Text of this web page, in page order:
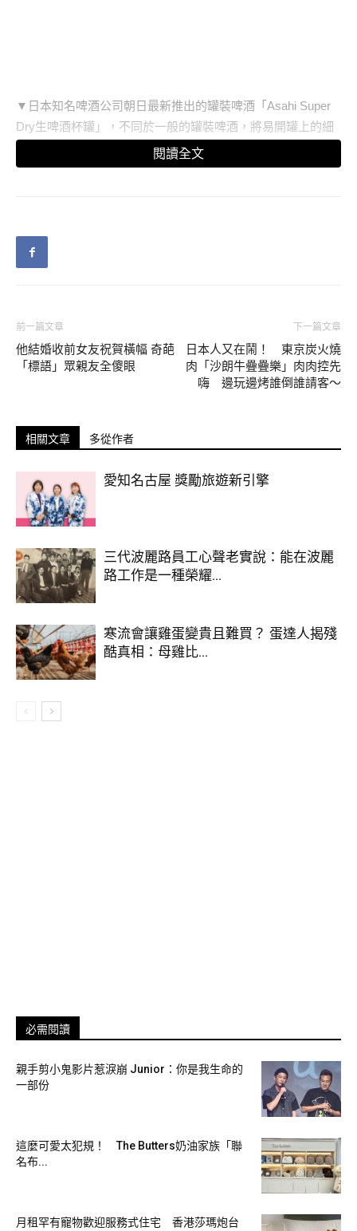
▼日本知名啤酒公司朝日最新推出的罐裝啤酒「Asahi Super
Dry生啤酒杯罐」，不同於一般的罐裝啤酒，將易開罐上的細
小瓶口改成全開口設計，再加上特別塗層料，讓這款啤酒比一
般的罐裝啤酒可以產生更多細緻綿密的泡沫，而且香氣濃郁，
▼這項技術在罐裝啤酒領域尚屬首次，加上商家宣傳的賣點的
確非常吸引人，讓這款啤酒在年初還未正式發售前就引發了話
題。
商家自己都沒有想到這款啤酒會這麼受歡迎吧！畢竟在需要保
持社交距離的當下，能夠在家就享受到在酒吧喝生啤的快樂，
閱讀全文
前一篇文章
他結婚收前女友祝賀橫幅 奇葩
「標語」眾親友全傻眼
下一篇文章
日本人又在鬧！ 東京炭火燒
肉「沙朗牛疊疊樂」肉肉控先
嗨 邊玩邊烤誰倒誰請客～
相關文章 多從作者
愛知名古屋 獎勵旅遊新引擎
三代波麗路員工心聲老實說：能在波麗
路工作是一種榮耀...
寒流會讓雞蛋變貴且難買？ 蛋達人揭殘
酷真相：母雞比...
必需閱讀
親手剪小鬼影片惹淚崩 Junior：你是我生命的
一部份
這麼可愛太犯規！ The Butters奶油家族「聯
名布...
月租罕有寵物歡迎服務式住宅 香港莎瑪炮台